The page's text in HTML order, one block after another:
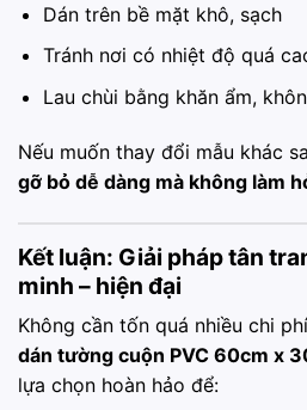
Dán trên bề mặt khô, sạch
Tránh nơi có nhiệt độ quá
Lau chùi bằng khăn ẩm,
Nếu muốn thay đổi mẫu khác
gỡ bỏ dễ dàng mà không làm
Kết luận: Giải pháp tân
minh – hiện đại
Không cần tốn quá nhiều chi
dán tường cuộn PVC 60cm x
lựa chọn hoàn hảo để: